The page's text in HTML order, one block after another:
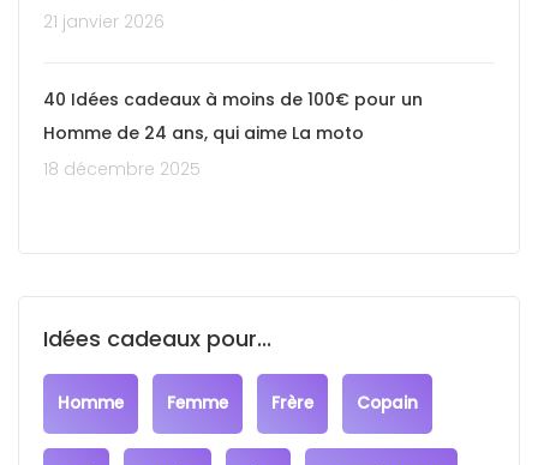
21 janvier 2026
40 Idées cadeaux à moins de 100€ pour un
Homme de 24 ans, qui aime La moto
18 décembre 2025
Idées cadeaux pour...
Homme Femme Frère Copain